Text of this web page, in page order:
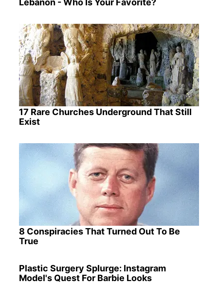
17 Rare Churches Underground That Still
Exist
8 Conspiracies That Turned Out To Be
True
Plastic Surgery Splurge: Instagram
Model's Quest For Barbie Looks